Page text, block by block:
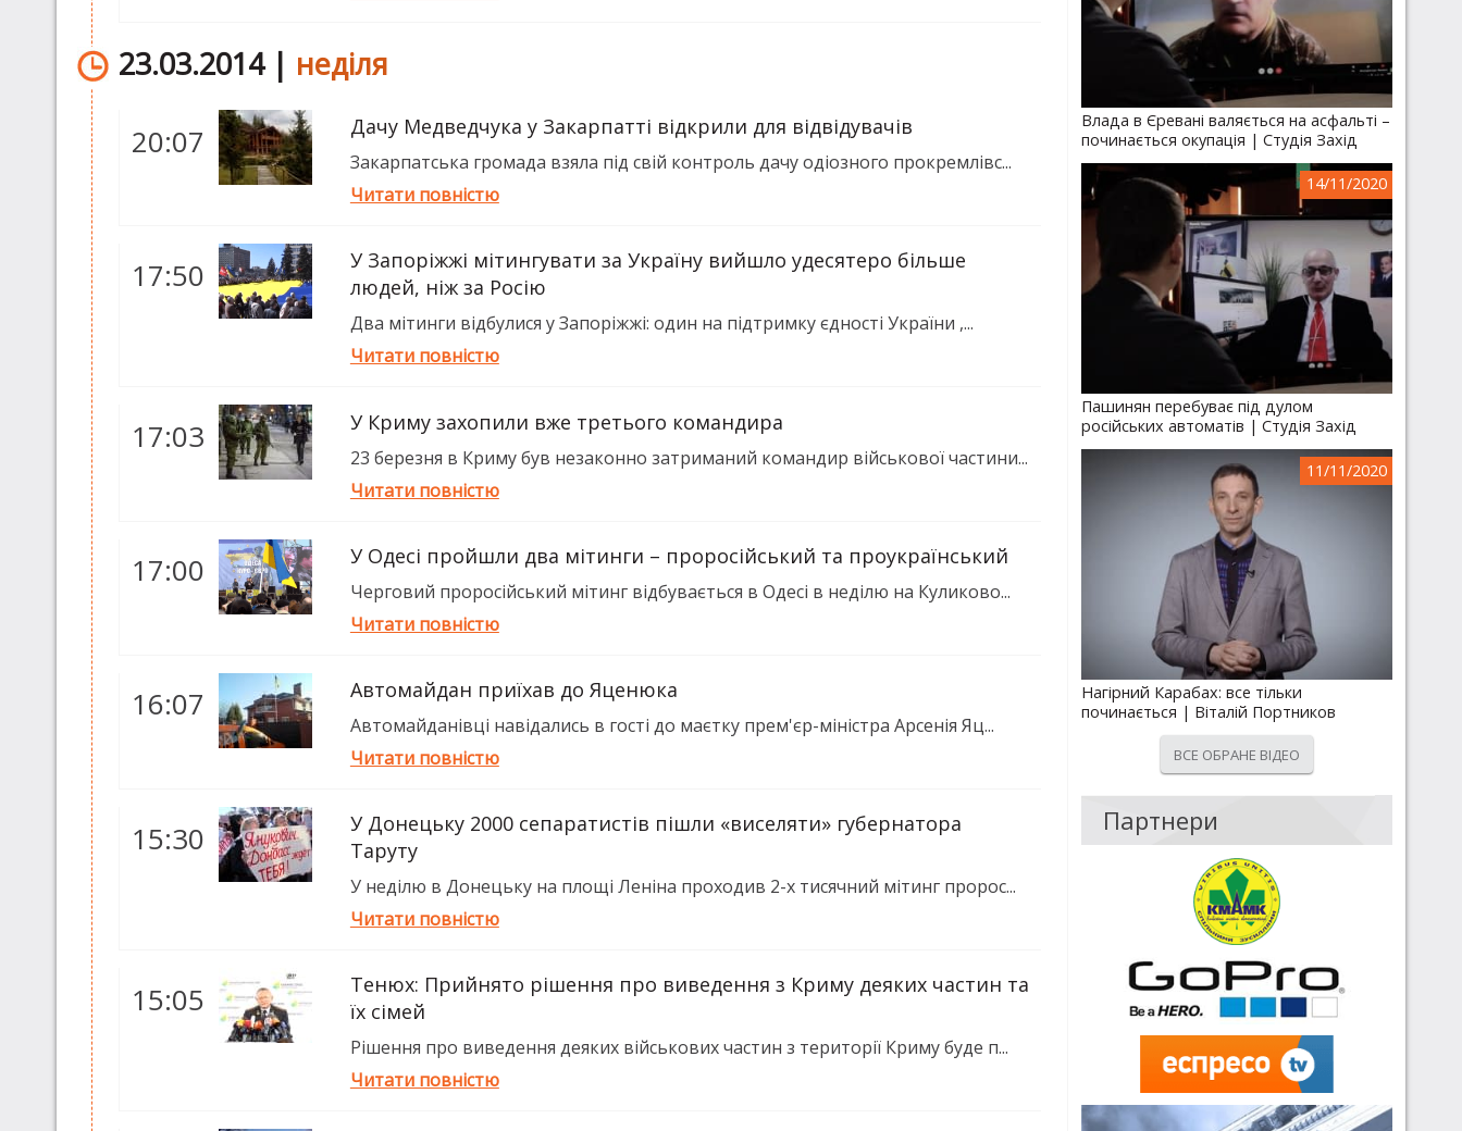
23.03.2014 | неділя
20:07 Дачу Медведчука у Закарпатті відкрили для відвідувачів
Закарпатська громада взяла під свій контроль дачу одіозного прокремлівс...
Читати повністю
17:50
У Запоріжжі мітингувати за Україну вийшло удесятеро більше
людей, ніж за Росію
Два мітинги відбулися у Запоріжжі: один на підтримку єдності України ,...
Читати повністю
17:03 У Криму захопили вже третього командира
23 березня в Криму був незаконно затриманий командир військової частини...
Читати повністю
17:00 У Одесі пройшли два мітинги – проросійський та проукраїнський
Черговий проросійський мітинг відбувається в Одесі в неділю на Куликово...
Читати повністю
16:07 Автомайдан приїхав до Яценюка
Автомайданівці навідались в гості до маєтку прем'єр-міністра Арсенія Яц...
Читати повністю
15:30
У Донецьку 2000 сепаратистів пішли «виселяти» губернатора
Таруту
У неділю в Донецьку на площі Леніна проходив 2-х тисячний мітинг пророс...
Читати повністю
15:05
Тенюх: Прийнято рішення про виведення з Криму деяких частин та
їх сімей
Рішення про виведення деяких військових частин з території Криму буде п...
Читати повністю
Влада в Єревані валяється на асфальті –
починається окупація | Студія Захід
14/11/2020
Пашинян перебуває під дулом
російських автоматів | Студія Захід
11/11/2020
Нагірний Карабах: все тільки
починається | Віталій Портников
ВСЕ ОБРАНЕ ВІДЕО
Партнери